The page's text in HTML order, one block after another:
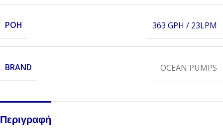
ΡΟΉ 363 GPH / 23LPM
BRAND OCEAN PUMPS
Περιγραφή